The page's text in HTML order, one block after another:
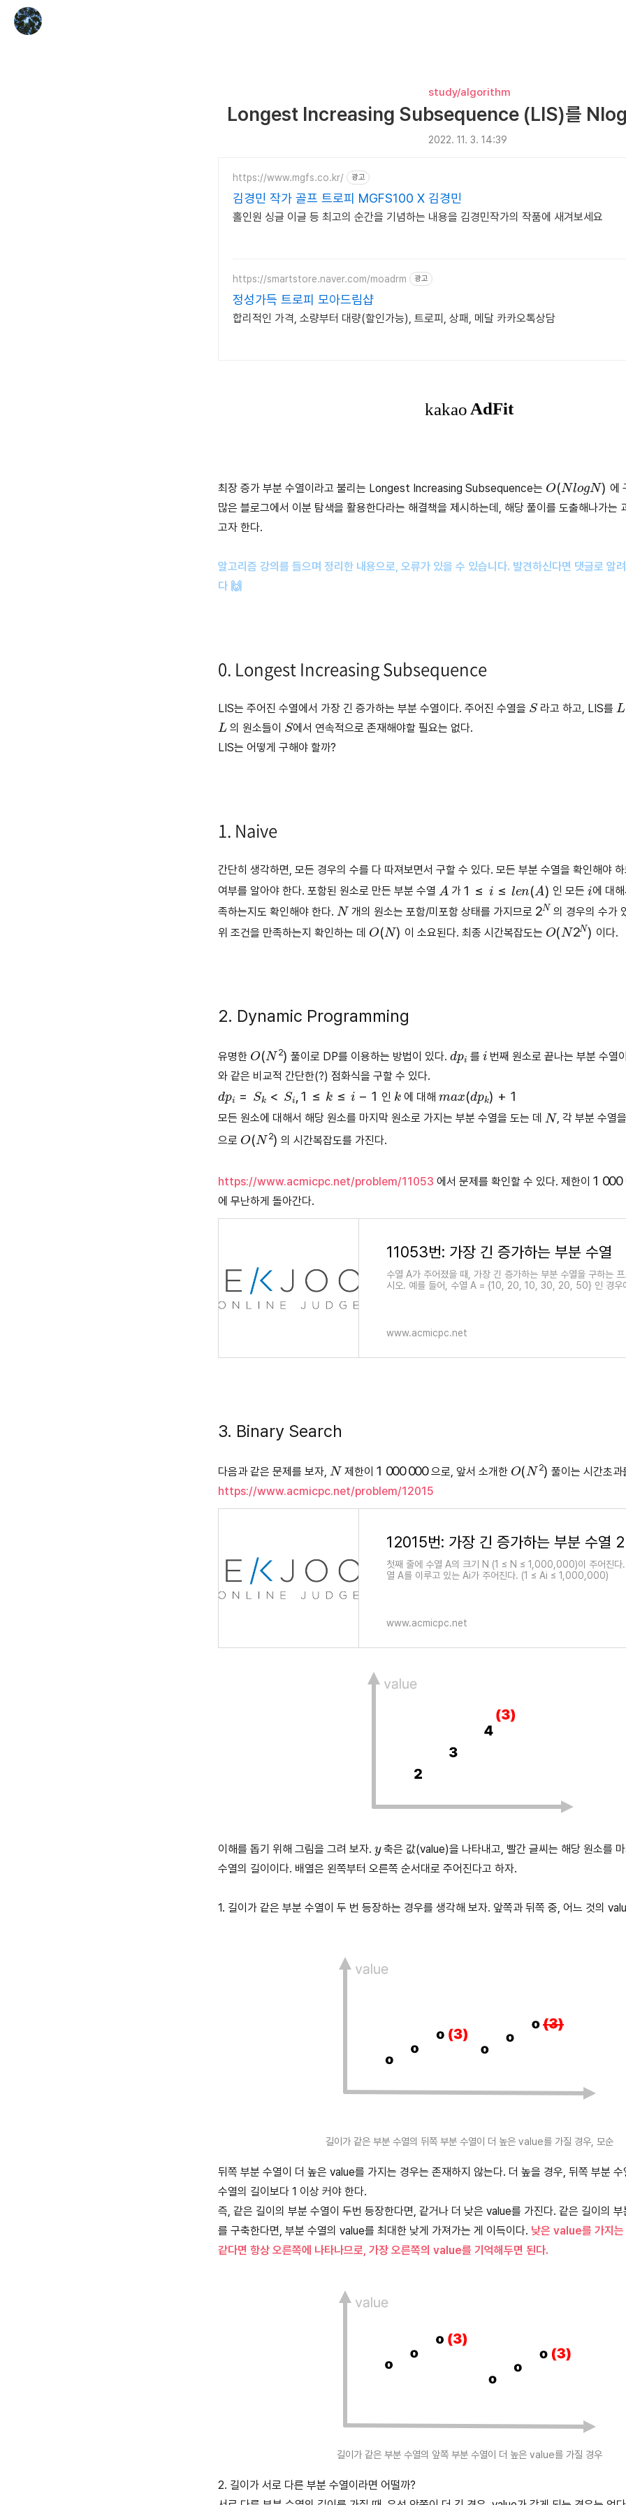
study/algorithm
Longest Increasing Subsequence (LIS)를
2022. 11. 3. 14:39
https://www.mgfs.co.kr/ 광고
김경민 작가 골프 트로피 MGFS100 X 김경민
홀인원 싱글 이글 등 최고의 순간을 기념하는 내용을 김경민작가의 작품에 새겨보세요
https://smartstore.naver.com/moadrm 광고
정성가득 트로피 모아드림샵
합리적인 가격, 소량부터 대량(할인가능), 트로피, 상패, 메달 카카오톡상담
최장 증가 부분 수열이라고 불리는 Longest Increasing Subsequence는
O (Nlo N)
에
많은 블로그에서 이분 탐색을 활용한다라는 해결책을 제시하는데, 해당 풀이를 도출해나가는
고자 한다.
알고리즘 강의를 들으며 정리한 내용으로, 오류가 있을 수 있습니다. 발견하신다면 댓글로 알
다 🙌
0. Longest Increasing Subsequence
LIS는 주어진 수열에서 가장 긴 증가하는 부분 수열이다. 주어진 수열을
S
라고 하고, LIS를
L
L
의 원소들이
S
에서 연속적으로 존재해야할 필요는 없다.
LIS는 어떻게 구해야 할까?
1. Naive
간단히 생각하면, 모든 경우의 수를 다 따져보면서 구할 수 있다. 모든 부분 수열을 확인해야
여부를 알아야 한다. 포함된 원소로 만든 부분 수열
A
가
1 l (A
인 모든
i
에 대해
족하는지도 확인해야 한다.
N
개의 원소는 포함/미포함 상태를 가지므로
2
N
의 경우의 수가
위 조건을 만족하는지 확인하는 데
O (N)
이 소요된다. 최종 시간복잡도는
O( N2N)
이다.
2. Dynamic Programming
유명한
O (N2)
풀이로 DP를 이용하는 방법이 있다.
d
를
i
번째 원소로 끝나는 부분 수열
와 같은 비교적 간단한(?) 점화식을 구할 수 있다.
d k< ≤ k≤ 1
인
k
에 대해
(dp k)
모든 원소에 대해서 해당 원소를 마지막 원소로 가지는 부분 수열을 도는 데
N
, 각 부분 수열
으로
O (N2)
의 시간복잡도를 가진다.
https://www.acmicpc.net/problem/11053 에서 문제를 확인할 수 있다. 제한이
1
000
에 무난하게 돌아간다.
11053번: 가장 긴 증가하는 부분 수열
수열 A가 주어졌을 때, 가장 긴 증가하는 부분 수열을 구하는
시오. 예를 들어, 수열 A = {10, 20, 10, 30, 20, 50} 인 경우
www.acmicpc.net
3. Binary Search
다음과 같은 문제를 보자,
N
제한이
1 000
000
으로, 앞서 소개한
O( N2)
풀이는 시간초과
https://www.acmicpc.net/problem/12015
12015번: 가장 긴 증가하는 부분 수열 2
첫째 줄에 수열 A의 크기 N (1 ≤ N ≤ 1,000,000)이 주어진다.
열 A를 이루고 있는 Ai가 주어진다. (1 ≤ Ai ≤ 1,000,000)
www.acmicpc.net
이해를 돕기 위해 그림을 그려 보자.
축은 값(value)을 나타내고, 빨간 글씨는 해당 원소를
수열의 길이이다. 배열은 왼쪽부터 오른쪽 순서대로 주어진다고 하자.
1. 길이가 같은 부분 수열이 두 번 등장하는 경우를 생각해 보자. 앞쪽과 뒤쪽 중, 어느 것의
길이가 같은 부분 수열의 뒤쪽 부분 수열이 더 높은 value를 가질 경우, 모순
뒤쪽 부분 수열이 더 높은 value를 가지는 경우는 존재하지 않는다. 더 높을 경우, 뒤쪽 부분
수열의 길이보다 1 이상 커야 한다.
즉, 같은 길이의 부분 수열이 두번 등장한다면, 같거나 더 낮은 value를 가진다. 같은 길이의
를 구축한다면, 부분 수열의 value를 최대한 낮게 가져가는 게 이득이다. 낮은 value를 가지는
같다면 항상 오른쪽에 나타나므로, 가장 오른쪽의 value를 기억해두면 된다.
길이가 같은 부분 수열의 앞쪽 부분 수열이 더 높은 value를 가질 경우
2. 길이가 서로 다른 부분 수열이라면 어떨까?